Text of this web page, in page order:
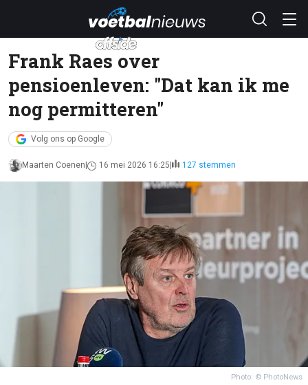
Frank Raes over
pensioenleven: "Dat kan ik me
nog permitteren"
Volg ons op Google
Maarten Coenen 16 mei 2026 16:25 127 stemmen
Photo: © PhotoNews